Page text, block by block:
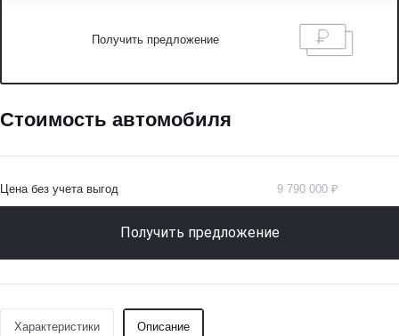
Получить предложение
Стоимость автомобиля
Цена без учета выгод 9 790 000 ₽
Получить предложение
Характеристики Описание